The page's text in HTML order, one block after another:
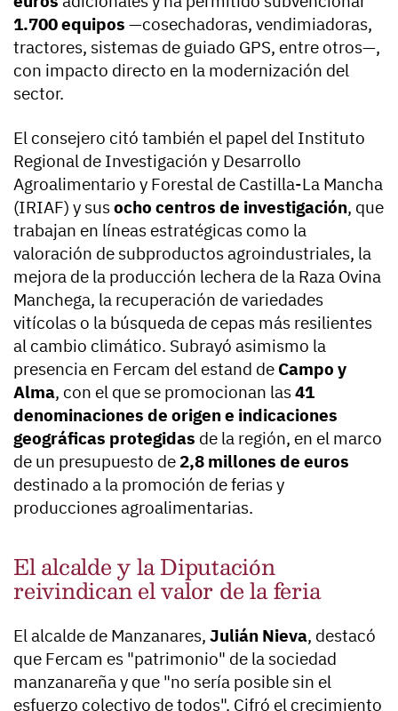
1.700 equipos —cosechadoras, vendimiadoras,
tractores, sistemas de guiado GPS, entre otros—,
con impacto directo en la modernización del
sector.
El consejero citó también el papel del Instituto
Regional de Investigación y Desarrollo
Agroalimentario y Forestal de Castilla-La Mancha
(IRIAF) y susocho centros de investigación, que
trabajan en líneas estratégicas como la
valoración de subproductos agroindustriales, la
mejora de la producción lechera de la Raza Ovina
Manchega, la recuperación de variedades
vitícolas o la búsqueda de cepas más resilientes
al cambio climático. Subrayó asimismo la
presencia en Fercam del estand de Campo y
Alma, con el que se promocionan las41
denominaciones de origen e indicaciones
geográficas protegidas de la región, en el marco
de un presupuesto de 2,8 millones de euros
destinado a la promoción de ferias y
producciones agroalimentarias.
El alcalde y la Diputación
reivindican el valor de la feria
El alcalde de Manzanares, Julián Nieva, destacó
que Fercam es "patrimonio" de la sociedad
manzanareña y que "no sería posible sin el
esfuerzo colectivo de todos". Cifró el crecimiento